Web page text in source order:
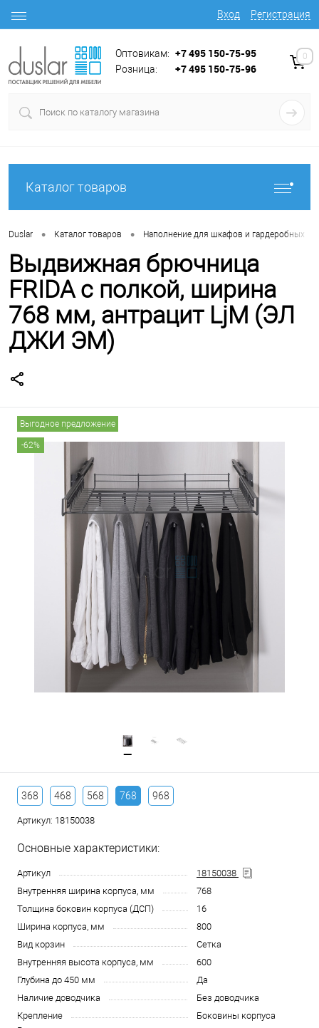
Вход Регистрация
Оптовикам: +7 495 150-75-95
Розница: +7 495 150-75-96
0
Каталог товаров
Duslar • Каталог товаров • Наполнение для шкафов и гардеробных
Выдвижная брючница
FRIDA с полкой, ширина
768 мм, антрацит LjM (ЭЛ
ДЖИ ЭМ)
Выгодное предложение
-62%
368 468 568 768 968
Артикул: 18150038
Основные характеристики:
Артикул
18150038
Внутренняя ширина корпуса, мм
768
Толщина боковин корпуса (ДСП)
16
Ширина корпуса, мм
800
Вид корзин
Сетка
Внутренняя высота корпуса, мм
600
Глубина до 450 мм
Да
Наличие доводчика
Без доводчика
Крепление
Боковины корпуса